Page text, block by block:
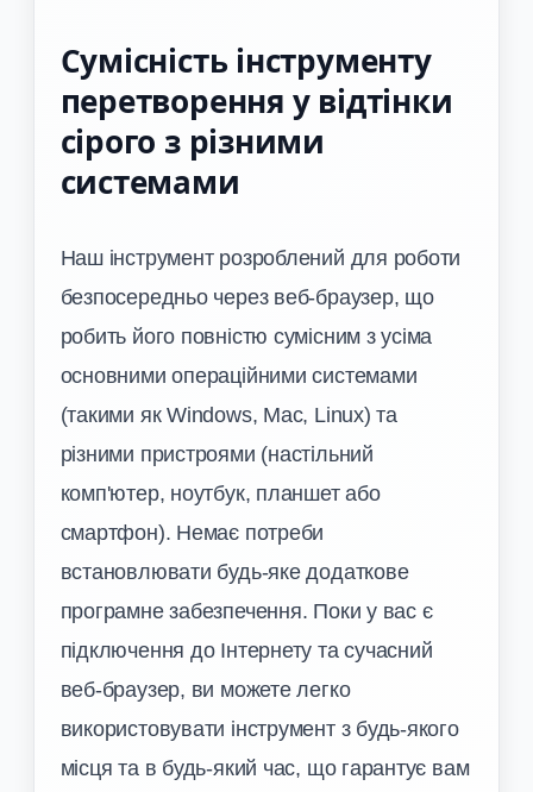
Сумісність інструменту
перетворення у відтінки
сірого з різними
системами
Наш інструмент розроблений для роботи
безпосередньо через веб-браузер, що
робить його повністю сумісним з усіма
основними операційними системами
(такими як Windows, Mac, Linux) та
різними пристроями (настільний
комп'ютер, ноутбук, планшет або
смартфон). Немає потреби
встановлювати будь-яке додаткове
програмне забезпечення. Поки у вас є
підключення до Інтернету та сучасний
веб-браузер, ви можете легко
використовувати інструмент з будь-якого
місця та в будь-який час, що гарантує вам